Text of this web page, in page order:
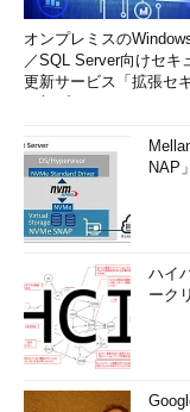
オンプレミスの
／SQL Server向けセキ
更新サービス「拡張セ
NAP
ハイ
ーク